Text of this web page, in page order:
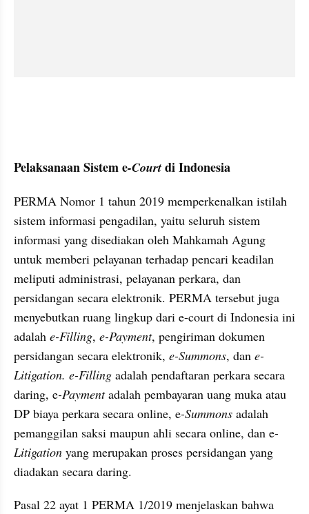
Pelaksanaan Sistem e-Court di Indonesia
PERMA Nomor 1 tahun 2019 memperkenalkan istilah
sistem informasi pengadilan, yaitu seluruh sistem
informasi yang disediakan oleh Mahkamah Agung
untuk memberi pelayanan terhadap pencari keadilan
meliputi administrasi, pelayanan perkara, dan
persidangan secara elektronik. PERMA tersebut juga
menyebutkan ruang lingkup dari e-court di Indonesia ini
adalah e-Filling, e-Payment, pengiriman dokumen
persidangan secara elektronik, e-Summons, dan e-
Litigation. e-Filling adalah pendaftaran perkara secara
daring, e-Payment adalah pembayaran uang muka atau
DP biaya perkara secara online, e-Summons adalah
pemanggilan saksi maupun ahli secara online, dan e-
Litigation yang merupakan proses persidangan yang
diadakan secara daring.
Pasal 22 ayat 1 PERMA 1/2019 menjelaskan bahwa